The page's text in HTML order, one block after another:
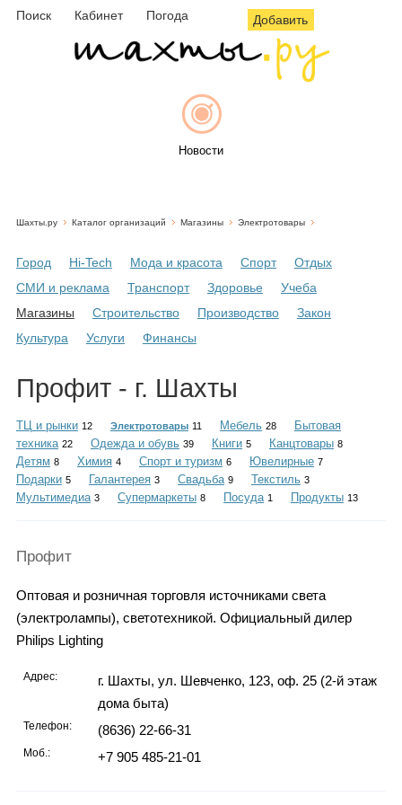
Поиск Кабинет Погода Добавить
Новости
Объявления
Инфо
Фотогалерея
Шахты.ру Каталог организаций Магазины Электротовары
Город Hi-Tech Мода и красота Спорт
Отдых
СМИ и реклама
Транспорт Здоровье
Учеба
Магазины
Строительство Производство
Закон
Культура
Услуги Финансы
Профит - г. Шахты
ТЦ и рынки 12 Электротовары 11 Мебель 28
Бытовая
техника 22 Одежда и обувь 39 Книги 5 Канцтовары 8
Детям 8 Химия 4 Спорт и туризм 6 Ювелирные 7
Подарки 5 Галантерея 3 Свадьба 9 Текстиль 3
Мультимедиа 3 Супермаркеты 8 Посуда 1 Продукты 13
Профит
Оптовая и розничная торговля источниками света
(электролампы), светотехникой. Официальный дилер
Philips Lighting
Адрес:
г. Шахты, ул. Шевченко, 123, оф. 25 (2-й этаж
дома быта)
Телефон: (8636) 22-66-31
Моб.: +7 905 485-21-01